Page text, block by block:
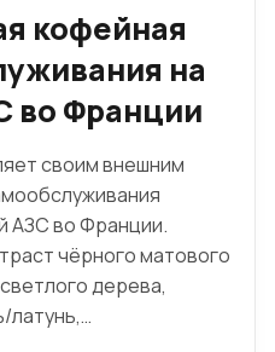
кофейная
на
во Франции
своим внешним
АЗС во Франции.
чёрного матового
дерева,
латунь,…